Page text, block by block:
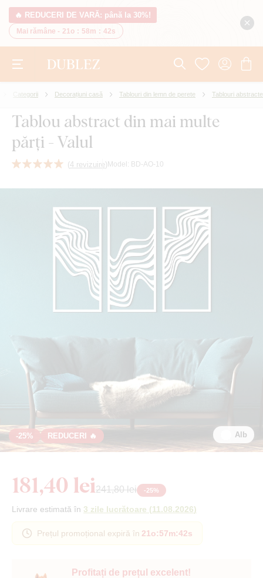
🔥 REDUCERI DE VARĂ: până la 30%!
Mai rămâne - 21o : 58m : 41s
Categorii Decorațiuni casă Tablouri din lemn de perete Tablouri abstracte
Tablou abstract din mai multe
părți - Valul
(4 revizuire) Model: BD-AO-10
-25% REDUCERI 🔥 Alb
Profitați de prețul excelent!
181,40 lei241,80 lei -25%
Livrare estimată în 3 zile lucrătoare (11.08.2026)
Prețul promoțional expiră în 21o:57m:42s